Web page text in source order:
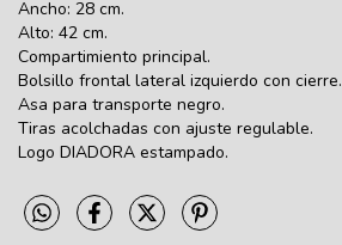
Ancho: 28 cm.
Alto: 42 cm.
Compartimiento principal.
Bolsillo frontal lateral izquierdo con cierre.
Asa para transporte negro.
Tiras acolchadas con ajuste regulable.
Logo DIADORA estampado.